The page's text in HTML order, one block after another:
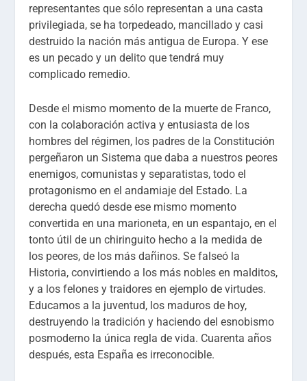
representantes que sólo representan a una casta
privilegiada, se ha torpedeado, mancillado y casi
destruido la nación más antigua de Europa. Y ese
es un pecado y un delito que tendrá muy
complicado remedio.
Desde el mismo momento de la muerte de Franco,
con la colaboración activa y entusiasta de los
hombres del régimen, los padres de la Constitución
pergeñaron un Sistema que daba a nuestros peores
enemigos, comunistas y separatistas, todo el
protagonismo en el andamiaje del Estado. La
derecha quedó desde ese mismo momento
convertida en una marioneta, en un espantajo, en el
tonto útil de un chiringuito hecho a la medida de
los peores, de los más dañinos. Se falseó la
Historia, convirtiendo a los más nobles en malditos,
y a los felones y traidores en ejemplo de virtudes.
Educamos a la juventud, los maduros de hoy,
destruyendo la tradición y haciendo del esnobismo
posmoderno la única regla de vida. Cuarenta años
después, esta España es irreconocible.